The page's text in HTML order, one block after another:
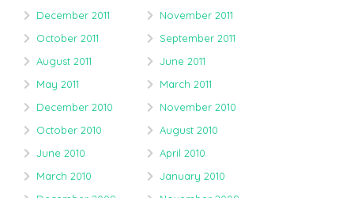
December 2011
November 2011
October 2011
September 2011
August 2011
June 2011
May 2011
March 2011
December 2010
November 2010
October 2010
August 2010
June 2010
April 2010
March 2010
January 2010